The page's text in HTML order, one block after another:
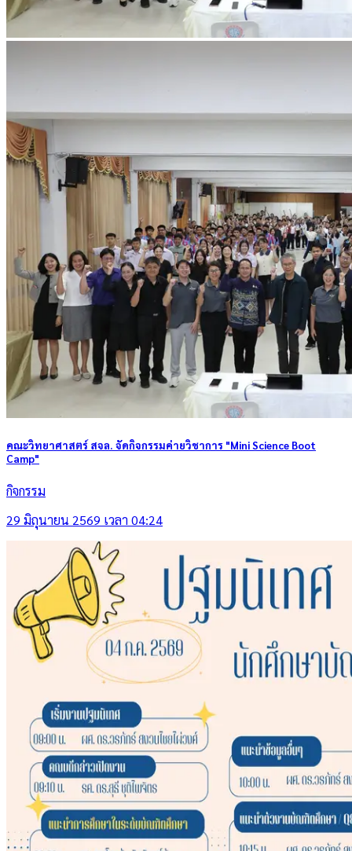
คณะวิทยาศาสตร์ สจล. จัดกิจกรรมค่ายวิชาการ "Mini Science Boot
Camp"
กิจกรรม
29 มิถุนายน 2569 เวลา 04:24